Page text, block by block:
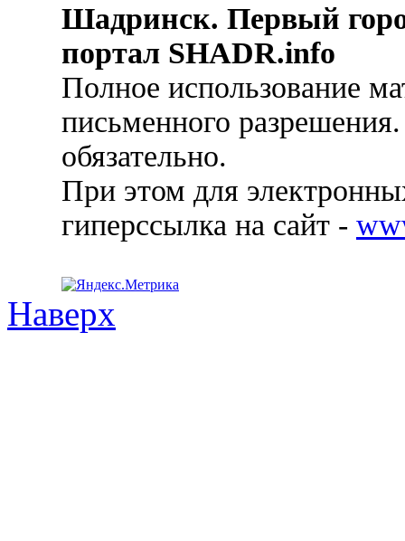
Шадринск. Первый
портал SHADR.info
Полное использование
письменного
обязательно.
При этом для
гиперссылка на сайт -
Наверх